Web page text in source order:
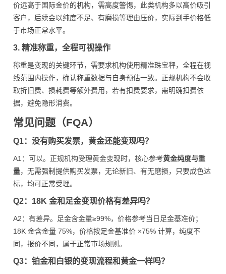
价远高于国际金价的机构，需高度警惕，此类机构多以高价吸引
客户，后续会以纯度不足、有磨损等理由压价，实际到手价格低
于市场正常水平。
3. 精准称重，全程可视操作
称重是变现的关键环节，需要求机构使用精准珠宝秤，全程在视
线范围内操作，确认称重数据与自身预估一致。正规机构不会收
取折旧费、损耗费等额外费用，若有扣费要求，需明确扣费依
据，避免隐形消费。
常见问题（FQA）
Q1：没有购买发票，黄金还能变现吗？
A1：可以。正规机构受理黄金变现时，核心参考黄金纯度与重
量，无需强制提供购买发票，无论新旧、有无磨损，只要成色达
标，均可正常受理。
Q2：18K 金和足金变现价格有差异吗？
A2：有差异。足金含金量≥99%，价格参考当日足金基准价；
18K 金含金量 75%，价格按足金基准价 ×75% 计算，纯度不
同，报价不同，属于正常市场规则。
Q3：铂金和白银的变现流程和黄金一样吗？